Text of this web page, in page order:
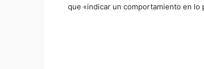
que «indicar un comportamiento en